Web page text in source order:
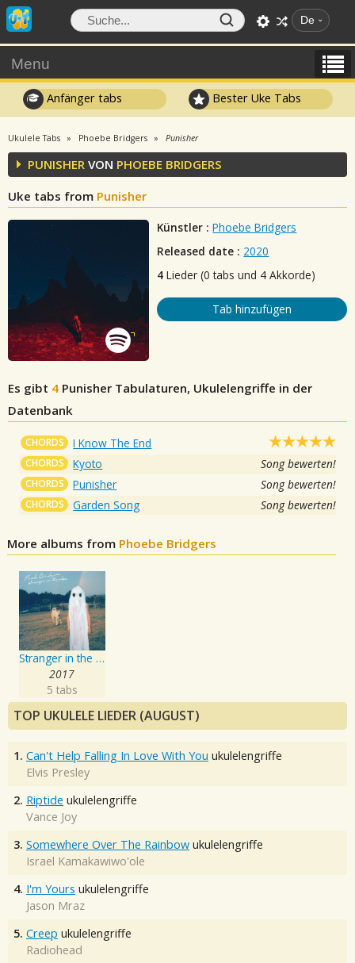
De
Menu
Anfänger tabs Bester Uke Tabs
Ukulele Tabs Phoebe Bridgers Punisher
PUNISHER VON PHOEBE BRIDGERS
Uke tabs from Punisher
Künstler : Phoebe Bridgers
Released date : 2020
4 Lieder (0 tabs und 4 Akkorde)
Tab hinzufügen
Es gibt 4 Punisher Tabulaturen, Ukulelengriffe in der
Datenbank
CHORDS I Know The End
CHORDS Kyoto Song bewerten!
CHORDS Punisher Song bewerten!
CHORDS Garden Song Song bewerten!
More albums from Phoebe Bridgers
Stranger in the Alps
2017
5 tabs
TOP UKULELE LIEDER (AUGUST)
1. Can't Help Falling In Love With You ukulelengriffe
Elvis Presley
2. Riptide ukulelengriffe
Vance Joy
3. Somewhere Over The Rainbow ukulelengriffe
Israel Kamakawiwo'ole
4. I'm Yours ukulelengriffe
Jason Mraz
5. Creep ukulelengriffe
Radiohead